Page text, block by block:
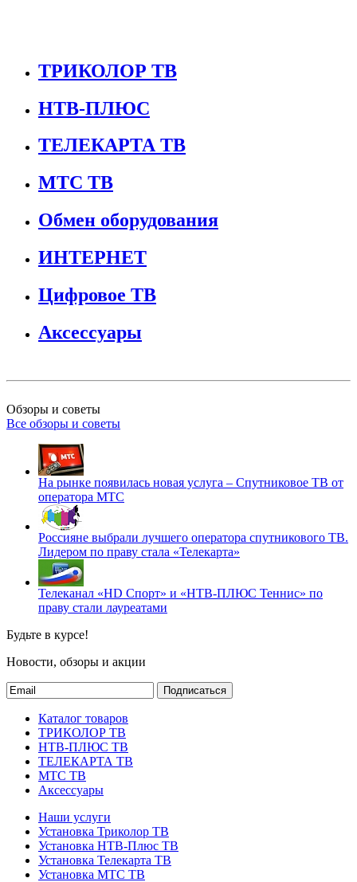
ТРИКОЛОР ТВ
НТВ-ПЛЮС
ТЕЛЕКАРТА ТВ
МТС ТВ
Обмен оборудования
ИНТЕРНЕТ
Цифровое ТВ
Аксессуары
Обзоры и советы
Все обзоры и советы
На рынке появилась новая услуга – Спутниковое ТВ от
оператора МТС
Россияне выбрали лучшего оператора спутникового ТВ.
Лидером по праву стала «Телекарта»
Телеканал «HD Спорт» и «НТВ-ПЛЮС Теннис» по
праву стали лауреатами
Будьте в курсе!
Новости, обзоры и акции
Подписаться
Каталог товаров
ТРИКОЛОР ТВ
НТВ-ПЛЮС ТВ
ТЕЛЕКАРТА ТВ
МТС ТВ
Аксессуары
Наши услуги
Установка Триколор ТВ
Установка НТВ-Плюс ТВ
Установка Телекарта ТВ
Установка МТС ТВ